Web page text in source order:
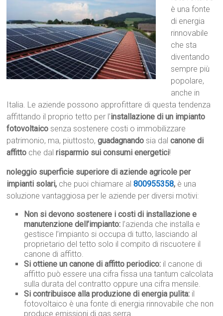
è una fonte
di energia
rinnovabile
che sta
diventando
sempre più
popolare,
anche in
Italia. Le aziende possono approfittare di questa tendenza
affittando il proprio tetto per l’installazione di un impianto
fotovoltaico senza sostenere costi o immobilizzare
patrimonio, ma, piuttosto,guadagnando sia dalcanone di
affitto che dalrisparmio sui consumi energetici!
noleggio superficie superiore di aziende agricole per
impianti solari, che puoi chiamare al800955358, è una
soluzione vantaggiosa per le aziende per diversi motivi:
Non si devono sostenere i costi di installazione e
manutenzione dell’impianto: l’azienda che installa e
gestisce l’impianto si occupa di tutto, lasciando al
proprietario del tetto solo il compito di riscuotere il
canone di affitto.
Si ottiene un canone di affitto periodico: il canone di
affitto può essere una cifra fissa una tantum calcolata
sulla durata del contratto oppure una cifra mensile.
Si contribuisce alla produzione di energia pulita: il
fotovoltaico è una fonte di energia rinnovabile che non
produce emissioni di gas serra.